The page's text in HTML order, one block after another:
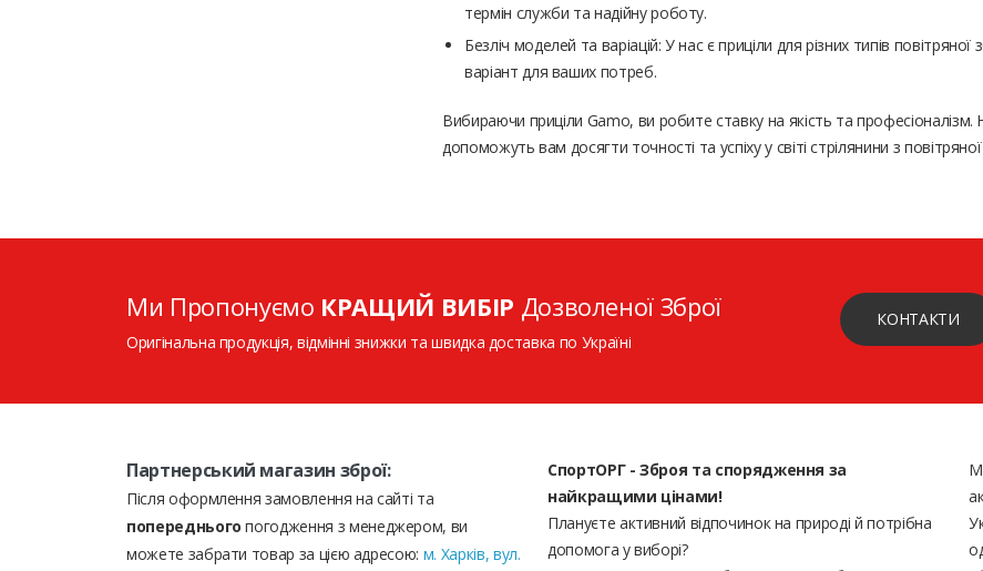
термін служби та надійну роботу.
Безліч моделей та варіацій: У нас є приціли для різних типів
варіант для ваших потреб.
Вибираючи приціли Gamo, ви робите ставку на якість та професіоналізм.
допоможуть вам досягти точності та успіху у світі стрілянини з
Ми Пропонуємо КРАЩИЙ ВИБІР Дозволеної Зброї
Оригінальна продукція, відмінні знижки та швидка доставка по Україні
КОНТАКТИ
Партнерський магазин зброї:
Після оформлення замовлення на сайті та
попереднього погодження з менеджером, ви
можете забрати товар за цією адресою: м. Харків, вул.
СпортОРГ - Зброя та спорядження за
найкращими цінами!
Плануєте активний відпочинок на природі й потрібна
допомога у виборі?